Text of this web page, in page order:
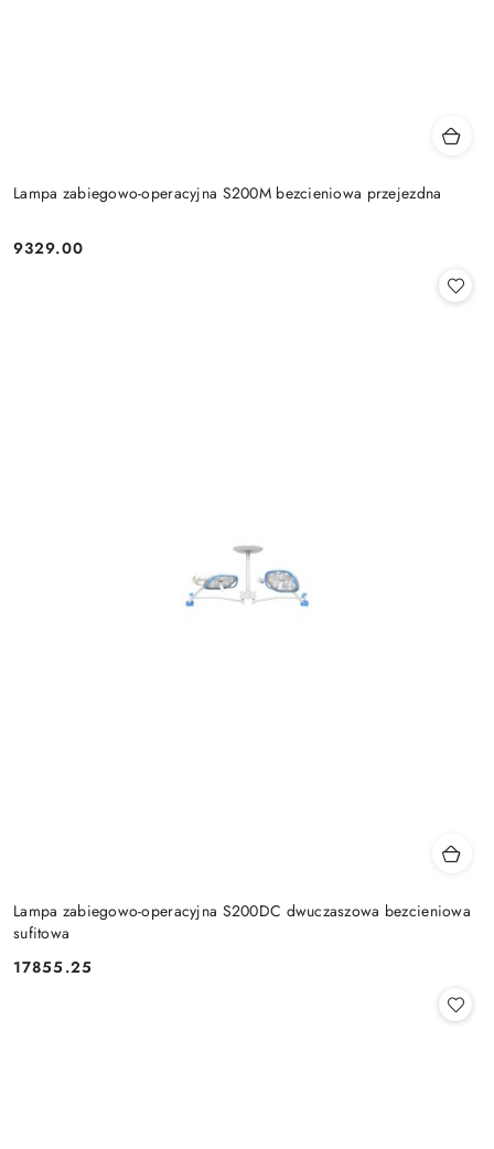
Lampa zabiegowo-operacyjna S200M bezcieniowa przejezdna
Cena:
9329.00
Lampa zabiegowo-operacyjna S200DC dwuczaszowa bezcieniowa
sufitowa
Cena:
17855.25